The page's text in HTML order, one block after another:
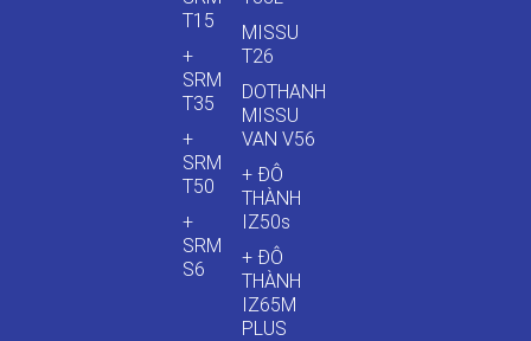
T15
+
SRM
T35
+
SRM
T50
+
SRM
S6
MISSU
T26
DOTHANH
MISSU
VAN V56
+ ĐÔ
THÀNH
IZ50s
+ ĐÔ
THÀNH
IZ65M
PLUS